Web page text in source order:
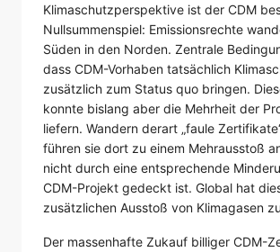
Klimaschutzperspektive ist der CDM
Nullsummenspiel: Emissionsrechte
Süden in den Norden. Zentrale
dass CDM-Vorhaben tatsächlich
zusätzlich zum Status quo bringen.
konnte bislang aber die Mehrheit der
liefern. Wandern derart „faule
führen sie dort zu einem Mehrausstoß
nicht durch eine entsprechende
CDM-Projekt gedeckt ist. Global hat
zusätzlichen Ausstoß von Klimagasen
Der massenhafte Zukauf billiger CDM-